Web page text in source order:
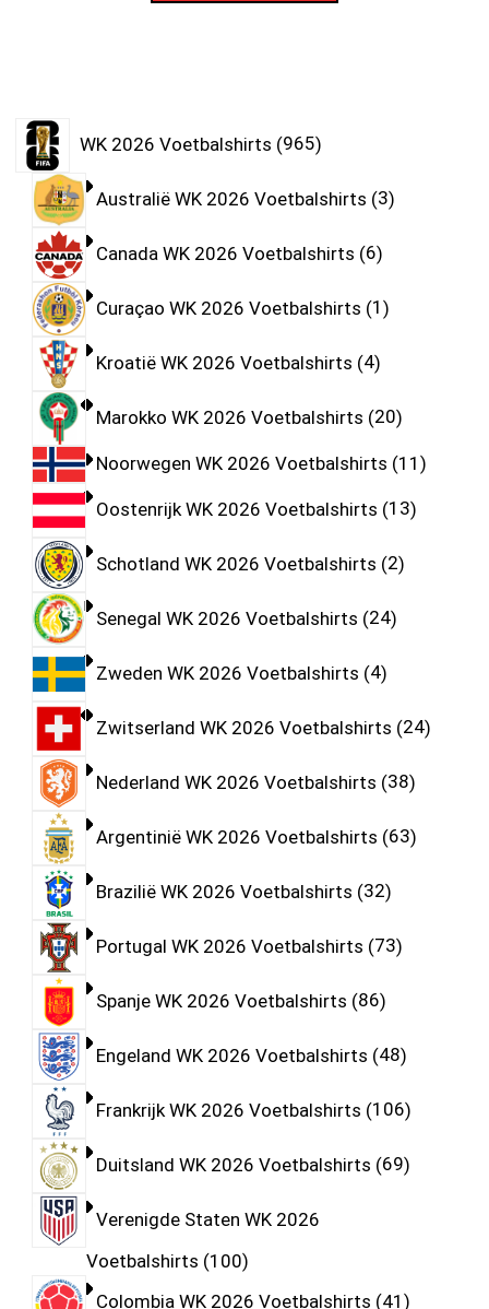
WK 2026 Voetbalshirts 965
Australië WK 2026 Voetbalshirts 3
Canada WK 2026 Voetbalshirts 6
Curaçao WK 2026 Voetbalshirts 1
Kroatië WK 2026 Voetbalshirts 4
Marokko WK 2026 Voetbalshirts 20
Noorwegen WK 2026 Voetbalshirts 11
Oostenrijk WK 2026 Voetbalshirts 13
Schotland WK 2026 Voetbalshirts 2
Senegal WK 2026 Voetbalshirts 24
Zweden WK 2026 Voetbalshirts 4
Zwitserland WK 2026 Voetbalshirts 24
Nederland WK 2026 Voetbalshirts 38
Argentinië WK 2026 Voetbalshirts 63
Brazilië WK 2026 Voetbalshirts 32
Portugal WK 2026 Voetbalshirts 73
Spanje WK 2026 Voetbalshirts 86
Engeland WK 2026 Voetbalshirts 48
Frankrijk WK 2026 Voetbalshirts 106
Duitsland WK 2026 Voetbalshirts 69
Verenigde Staten WK 2026
Voetbalshirts 100
Colombia WK 2026 Voetbalshirts 41